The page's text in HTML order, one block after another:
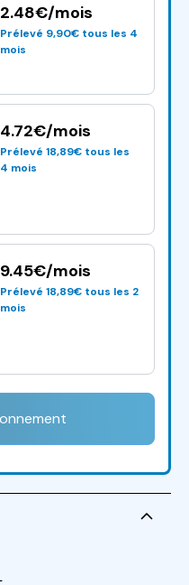
2.48€/mois
Prélevé 9,90€ tous les 4
mois
4.72€/mois
Prélevé 18,89€ tous les
4 mois
9.45€/mois
Prélevé 18,89€ tous les 2
mois